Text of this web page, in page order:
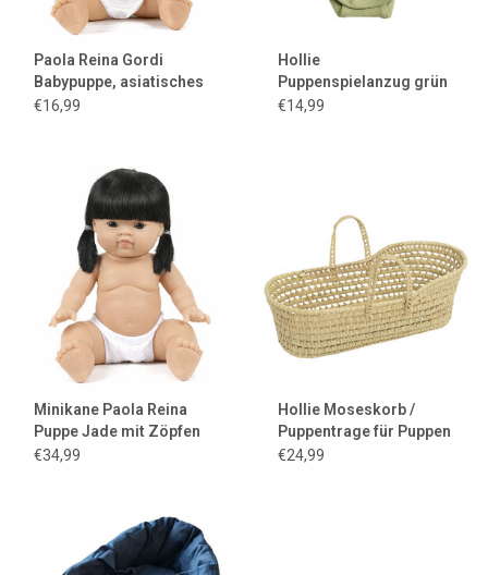
Paola Reina Gordi
Babypuppe, asiatisches
Mädchen, helle Augen
€16,99
Hollie
Puppenspielanzug grün
für die Gordi Puppen
€14,99
Minikane Paola Reina
Puppe Jade mit Zöpfen
€34,99
Hollie Moseskorb /
Puppentrage für Puppen
€24,99